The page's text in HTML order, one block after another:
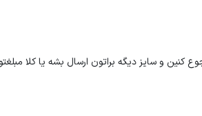
کنین و سایز دیگه براتون ارسال بشه یا کلا